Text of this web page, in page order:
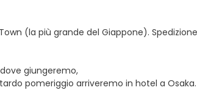
(la più grande del Giappone).
giungeremo,
pomeriggio arriveremo in hotel a